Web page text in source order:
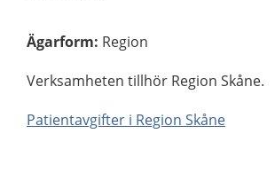
Ägarform: Region
Verksamheten tillhör Region Skåne.
Patientavgifter i Region Skåne